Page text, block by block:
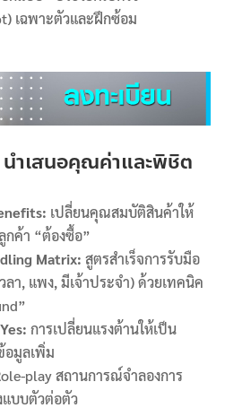
เฉพาะตัวและฝึกซ้อม
ำเสนอคุณค่าและพิชิต
เปลี่ยนคุณสมบัติสินค้าให้
กค้า “ต้องซื้อ”
Matrix: สูตรสำเร็จการรับมือ
ลา, แพง, มีเจ้าประจำ) ด้วยเทคนิค
การเปลี่ยนแรงต้านให้เป็น
อมูลเพิ่ม
play สถานการณ์จำลองการ
แบบตัวต่อตัว